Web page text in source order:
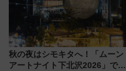
秋の夜はシモキタへ！「ムーン
アートナイト下北沢2026」でイ